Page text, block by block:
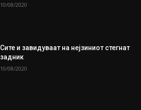
10/08/2020
Сите и завидуваат на нејзиниот стегнат
задник
10/08/2020